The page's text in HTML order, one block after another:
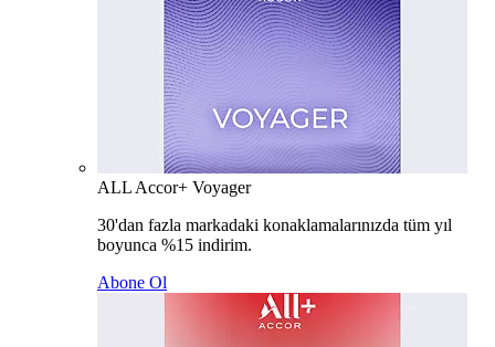
ALL Accor+ Voyager
30'dan fazla markadaki konaklamalarınızda tüm yıl
boyunca %15 indirim.
Abone Ol